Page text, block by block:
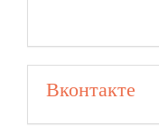
Вконтакте